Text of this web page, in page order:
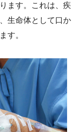
ます。これは、疾
生命体として口か
す。